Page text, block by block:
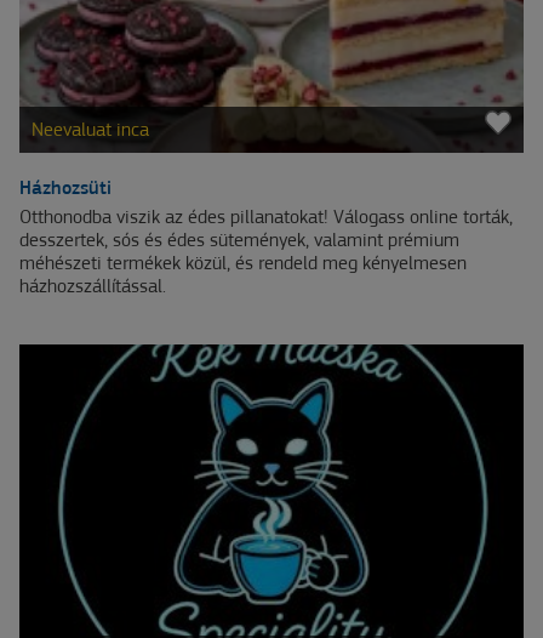
Neevaluat inca
Házhozsüti
Otthonodba viszik az édes pillanatokat! Válogass online torták,
desszertek, sós és édes sütemények, valamint prémium
méhészeti termékek közül, és rendeld meg kényelmesen
házhozszállítással.